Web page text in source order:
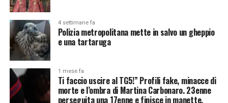
4 settimane fa
Polizia metropolitana mette in salvo un gheppio
e una tartaruga
1 mese fa
Ti faccio uscire al TG5!” Profili fake, minacce di
morte e l’ombra di Martina Carbonaro. 23enne
perseguita una 17enne e finisce in manette.